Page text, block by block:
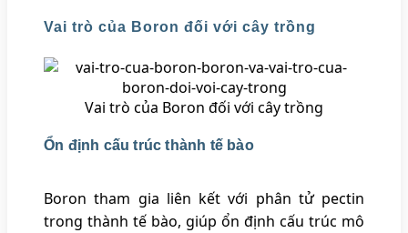
Vai trò của Boron đối với cây trồng
Vai trò của Boron đối với cây trồng
Ổn định cấu trúc thành tế bào
Boron tham gia liên kết với phân tử pectin
trong thành tế bào, giúp ổn định cấu trúc mô